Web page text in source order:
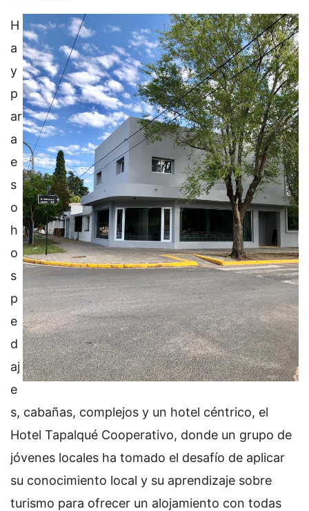
H
a
y
p
ar
a
e
s
o
h
o
s
p
e
d
aj
e
s, cabañas, complejos y un hotel céntrico, el
Hotel Tapalqué Cooperativo, donde un grupo de
jóvenes locales ha tomado el desafío de aplicar
su conocimiento local y su aprendizaje sobre
turismo para ofrecer un alojamiento con todas